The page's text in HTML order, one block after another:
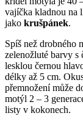
vajíčka kladnou na
jako krušpánek.
Spíš než drobného
zelenožluté barvy
lesklou černou
délky až 5 cm.
přemnožení může
motýl 2 – 3
listy v kokonech.